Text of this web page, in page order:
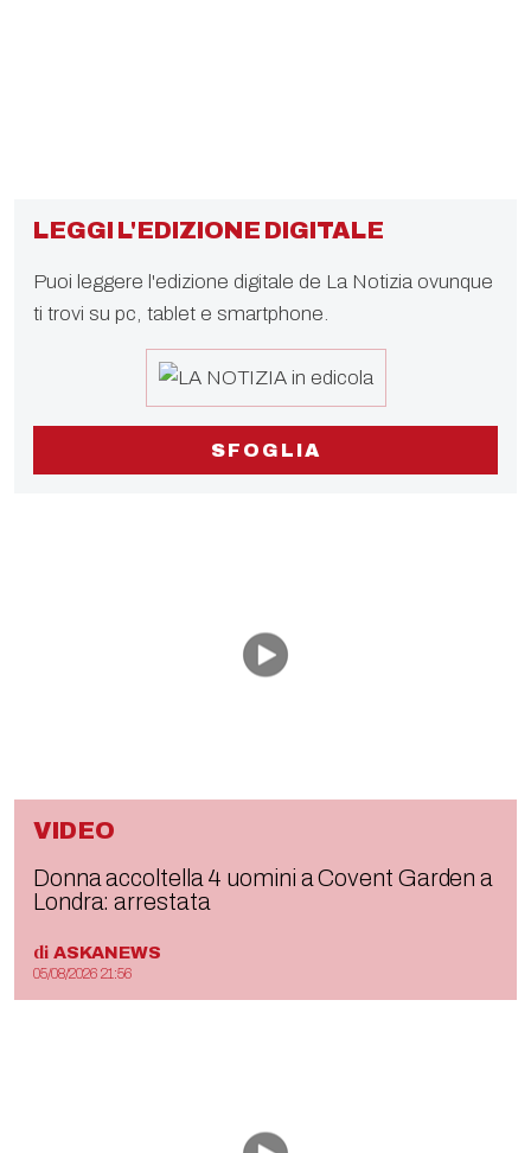
LEGGI L'EDIZIONE DIGITALE
Puoi leggere l'edizione digitale de La Notizia ovunque
ti trovi su pc, tablet e smartphone.
SFOGLIA
VIDEO
Donna accoltella 4 uomini a Covent Garden a
Londra: arrestata
di ASKANEWS
05/08/2026 21:56